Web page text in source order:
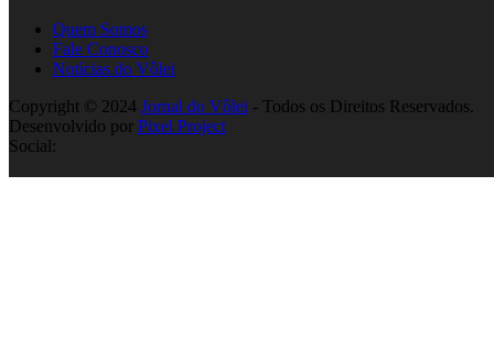
Quem Somos
Fale Conosco
Notícias do Vôlei
Copyright © 2024 Jornal do Vôlei - Todos os Direitos Reservados.
Desenvolvido por Pixel Project
Social: